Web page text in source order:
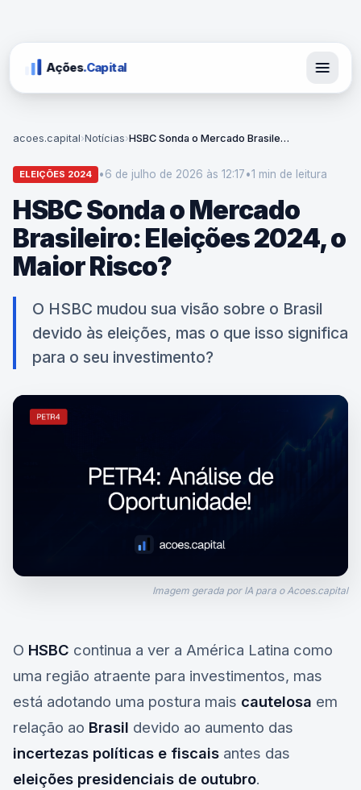
Ações.Capital
acoes.capital›Notícias› HSBC Sonda o Mercado Brasileiro: Eleições 2024, o Maior Risco?
ELEIÇÕES 2024 •6 de julho de 2026 às 12:17•1 min de leitura
HSBC Sonda o Mercado
Brasileiro: Eleições 2024, o
Maior Risco?
O HSBC mudou sua visão sobre o Brasil
devido às eleições, mas o que isso significa
para o seu investimento?
Imagem gerada por IA para o Acoes.capital
O HSBC continua a ver a América Latina como
uma região atraente para investimentos, mas
está adotando uma postura mais cautelosa em
relação ao Brasil devido ao aumento das
incertezas políticas e fiscais antes das
eleições presidenciais de outubro.